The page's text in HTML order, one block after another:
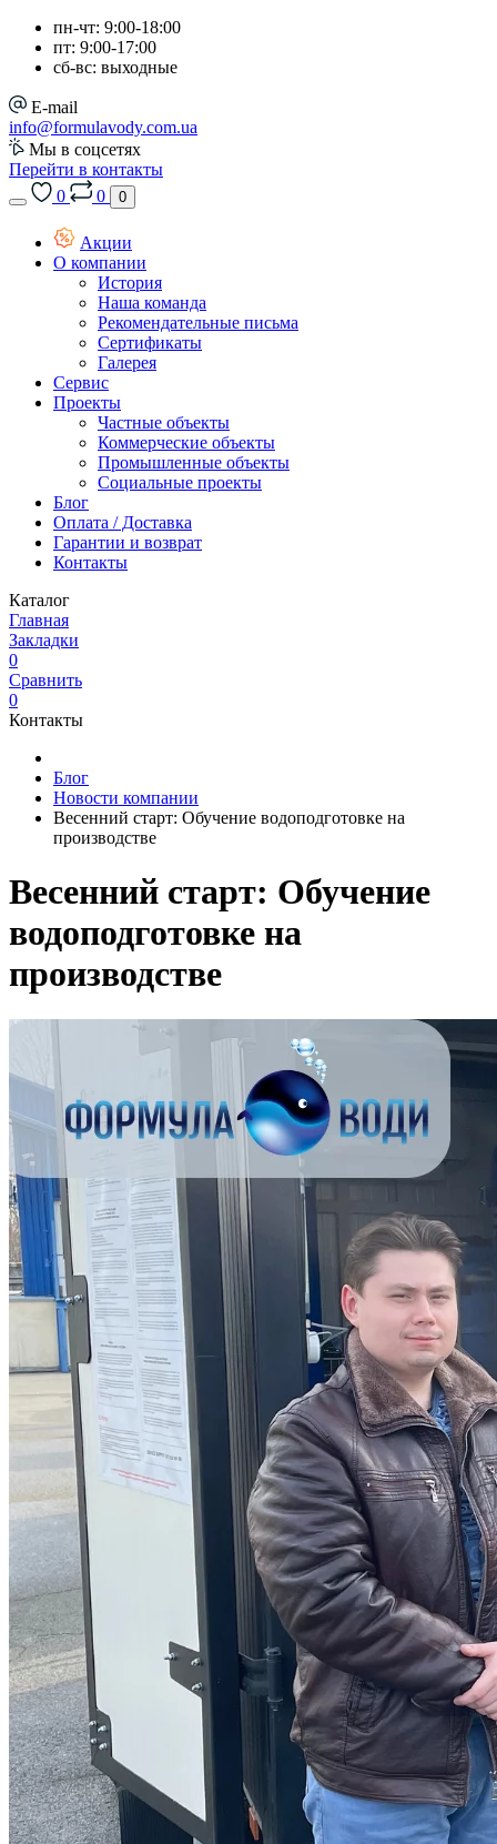
пн-чт: 9:00-18:00
пт: 9:00-17:00
сб-вс: выходные
E-mail
info@formulavody.com.ua
Мы в соцсетях
Перейти в контакты
0
0 0
Акции
О компании
История
Наша команда
Рекомендательные письма
Сертификаты
Галерея
Сервис
Проекты
Частные объекты
Коммерческие объекты
Промышленные объекты
Социальные проекты
Блог
Оплата / Доставка
Гарантии и возврат
Контакты
Каталог
Главная
Закладки
0
Сравнить
0
Контакты
Блог
Новости компании
Весенний старт: Обучение водоподготовке на
производстве
Весенний старт: Обучение
водоподготовке на
производстве